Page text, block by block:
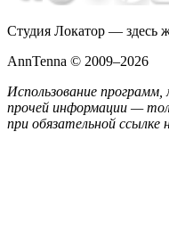
Студия Локатор — здесь
AnnTenna © 2009–2026
Использование
прочей информации —
при обязательной ссылке